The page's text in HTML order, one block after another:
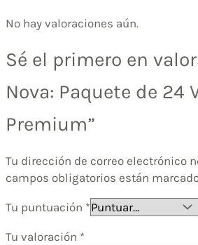
No hay valoraciones aún.
Sé el primero en
Nova: Paquete de 24
Premium”
Tu dirección de correo electrónico
campos obligatorios están
Tu puntuación *
Tu valoración *